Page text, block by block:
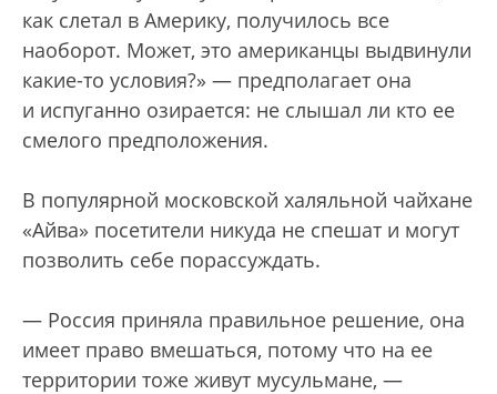
как слетал в Америку, получилось все
наоборот. Может, это американцы выдвинули
какие-то условия?» — предполагает она
и испуганно озирается: не слышал ли кто ее
смелого предположения.
В популярной московской халяльной чайхане
«Айва» посетители никуда не спешат и могут
позволить себе порассуждать.
— Россия приняла правильное решение, она
имеет право вмешаться, потому что на ее
территории тоже живут мусульмане, —